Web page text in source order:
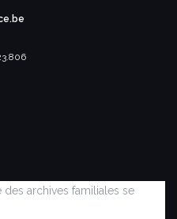
des archives familiales se